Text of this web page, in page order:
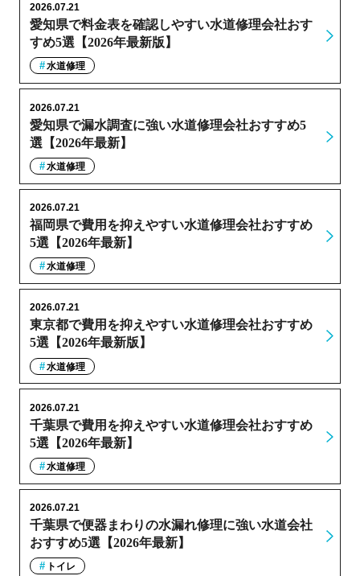
愛知県で料金表を確認しやすい水道修理会社おす
すめ5選【2026年最新版】
2026.07.21
水道修理
愛知県で漏水調査に強い水道修理会社おすすめ5
選【2026年最新】
2026.07.21
水道修理
福岡県で費用を抑えやすい水道修理会社おすすめ
5選【2026年最新】
2026.07.21
水道修理
東京都で費用を抑えやすい水道修理会社おすすめ
5選【2026年最新版】
2026.07.21
水道修理
千葉県で費用を抑えやすい水道修理会社おすすめ
5選【2026年最新】
2026.07.21
水道修理
千葉県で便器まわりの水漏れ修理に強い水道会社
おすすめ5選【2026年最新】
2026.07.21
トイレ